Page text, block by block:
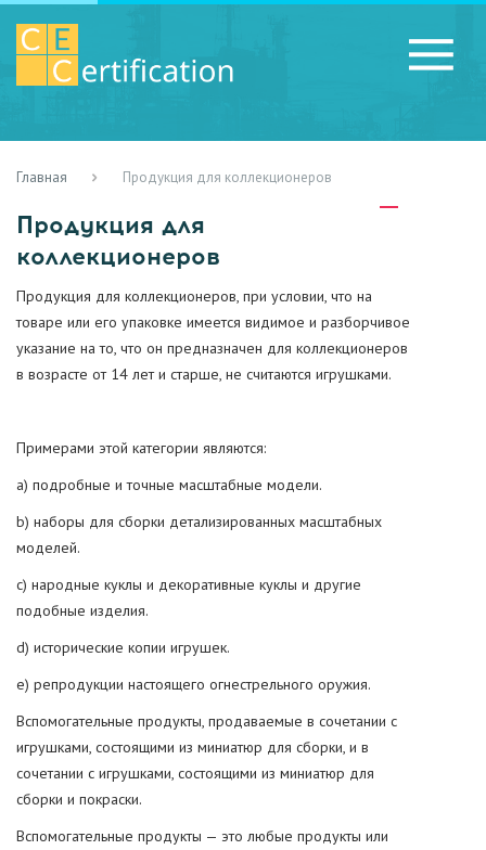
Главная Продукция для коллекционеров
Продукция для
коллекционеров
Продукция для коллекционеров, при условии, что на
товаре или его упаковке имеется видимое и разборчивое
указание на то, что он предназначен для коллекционеров
в возрасте от 14 лет и старше, не считаются игрушками.
Примерами этой категории являются:
a) подробные и точные масштабные модели.
b) наборы для сборки детализированных масштабных
моделей.
c) народные куклы и декоративные куклы и другие
подобные изделия.
d) исторические копии игрушек.
e) репродукции настоящего огнестрельного оружия.
Вспомогательные продукты, продаваемые в сочетании с
игрушками, состоящими из миниатюр для сборки, и в
сочетании с игрушками, состоящими из миниатюр для
сборки и покраски.
Вспомогательные продукты — это любые продукты или